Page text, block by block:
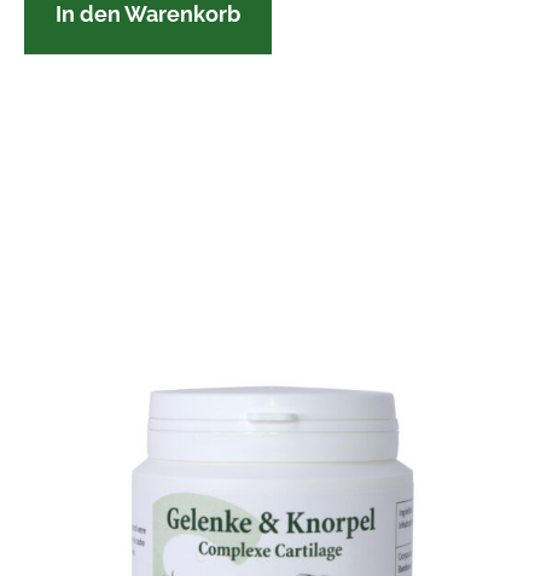
In den Warenkorb